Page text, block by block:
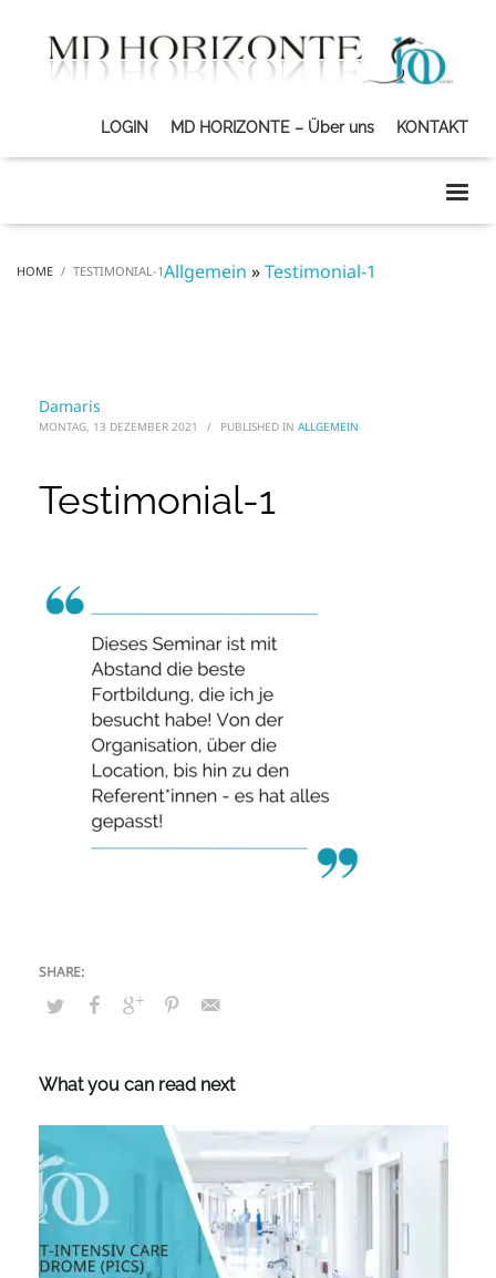
LOGIN MD HORIZONTE – Über uns KONTAKT
HOME Allgemein »Testimonial-1
TESTIMONIAL-1
Damaris
MONTAG, 13 DEZEMBER 2021 / PUBLISHED IN ALLGEMEIN
Testimonial-1
What you can read next